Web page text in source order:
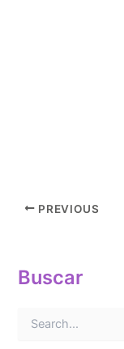
PREVIOUS
Buscar